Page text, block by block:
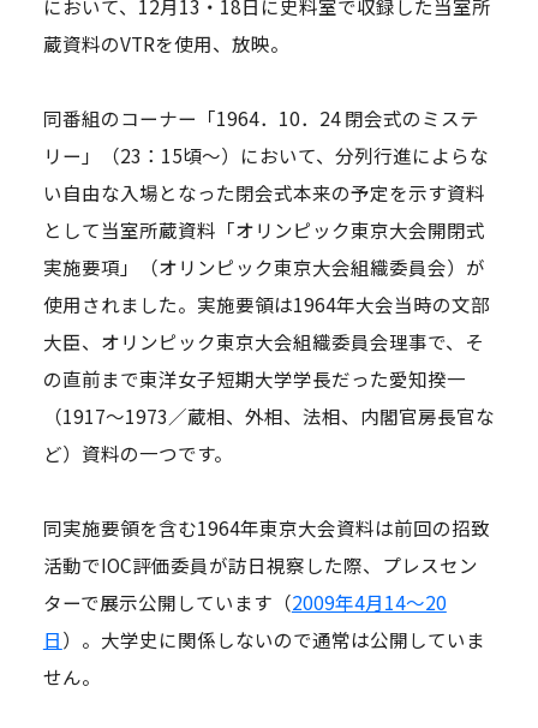
において、12月13・18日に史料室で収録した当室所
蔵資料のVTRを使用、放映。
同番組のコーナー「1964．10．24 閉会式のミステ
リー」（23：15頃～）において、分列行進によらな
い自由な入場となった閉会式本来の予定を示す資料
として当室所蔵資料「オリンピック東京大会開閉式
実施要項」（オリンピック東京大会組織委員会）が
使用されました。実施要領は1964年大会当時の文部
大臣、オリンピック東京大会組織委員会理事で、そ
の直前まで東洋女子短期大学学長だった愛知揆一
（1917～1973／蔵相、外相、法相、内閣官房長官な
ど）資料の一つです。
同実施要領を含む1964年東京大会資料は前回の招致
活動でIOC評価委員が訪日視察した際、プレスセン
ターで展示公開しています（2009年4月14～20
日）。大学史に関係しないので通常は公開していま
せん。